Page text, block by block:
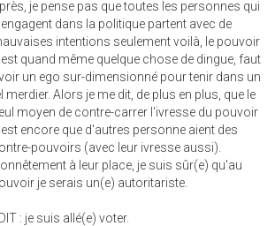
je pense pas que toutes les personnes qui
dans la politique partent avec de
intentions seulement voilà, le pouvoir
quand même quelque chose de dingue, faut
un ego sur-dimensionné pour tenir dans un
merdier. Alors je me dit, de plus en plus, que le
moyen de contre-carrer l'ivresse du pouvoir
encore que d'autres personne aient des
pouvoirs (avec leur ivresse aussi).
à leur place, je suis sûr(e) qu'au
je serais un(e) autoritariste.
: je suis allé(e) voter.